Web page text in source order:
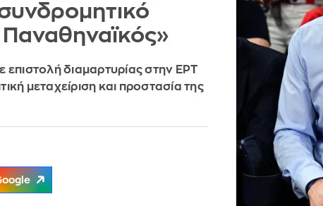
επιστολή διαμαρτυρίας στην ΕΡΤ
μεταχείριση και προστασία της